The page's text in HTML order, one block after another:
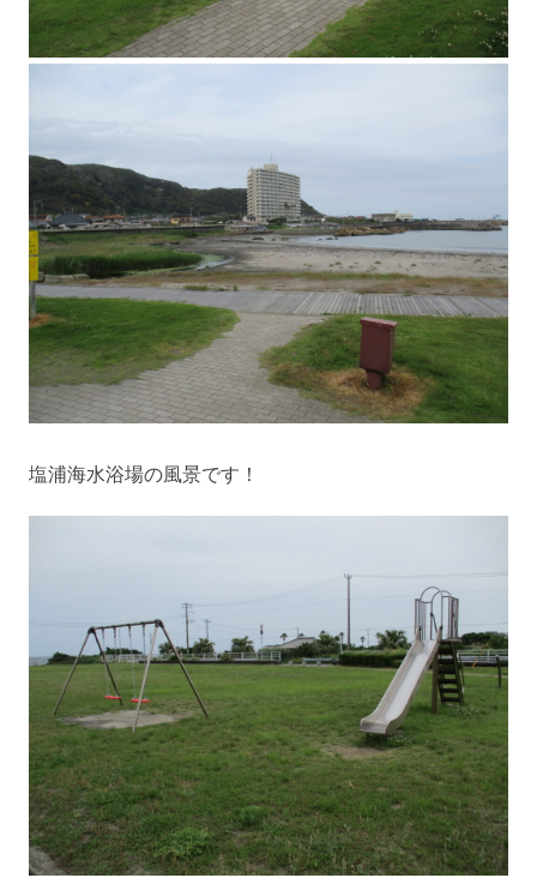
塩浦海水浴場の風景です！